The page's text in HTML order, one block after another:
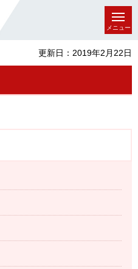
メニュー
更新日：2019年2月22日